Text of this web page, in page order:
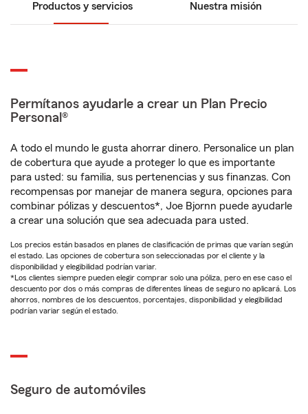
Productos y servicios Nuestra misión
Permítanos ayudarle a crear un Plan Precio
Personal®
A todo el mundo le gusta ahorrar dinero. Personalice un plan
de cobertura que ayude a proteger lo que es importante
para usted: su familia, sus pertenencias y sus finanzas. Con
recompensas por manejar de manera segura, opciones para
combinar pólizas y descuentos*, Joe Bjornn puede ayudarle
a crear una solución que sea adecuada para usted.
Los precios están basados en planes de clasificación de primas que varían según
el estado. Las opciones de cobertura son seleccionadas por el cliente y la
disponibilidad y elegibilidad podrían variar.
*Los clientes siempre pueden elegir comprar solo una póliza, pero en ese caso el
descuento por dos o más compras de diferentes líneas de seguro no aplicará. Los
ahorros, nombres de los descuentos, porcentajes, disponibilidad y elegibilidad
podrían variar según el estado.
Seguro de automóviles